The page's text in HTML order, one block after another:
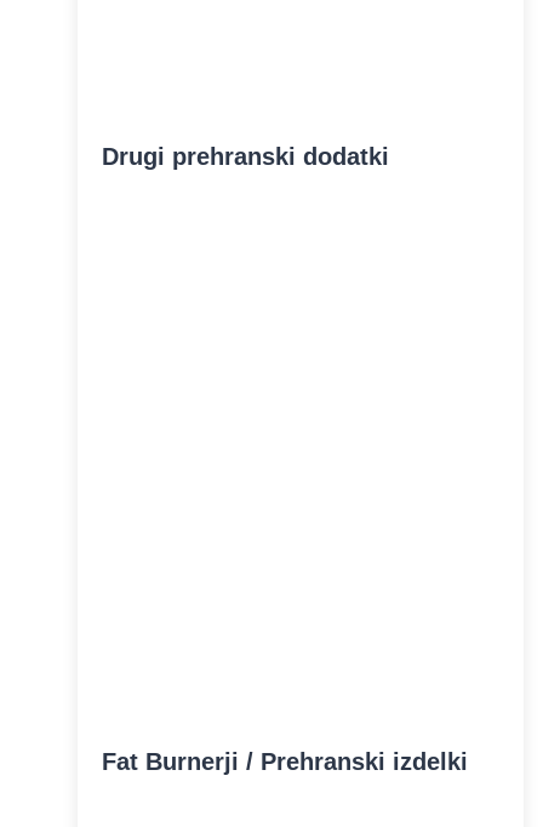
Drugi prehranski dodatki
Fat Burnerji / Prehranski izdelki